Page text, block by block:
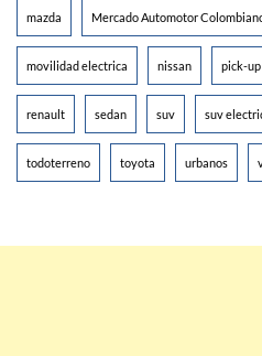
mazda Mercado Automotor
movilidad electrica nissan pick-up
renault sedan suv suv
todoterreno toyota urbanos